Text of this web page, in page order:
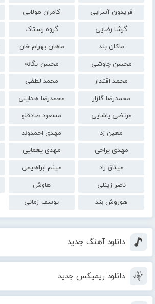
فریدون آسرایی
کامران مولایی
گرشا رضایی
گروه رستاک
ماکان بند
ماهان بهرام خان
محسن چاوشی
محسن یگانه
محمد اقتدار
محمد لطفی
محمدرضا گلزار
محمدرضا هدایتی
مرتضی پاشایی
مسعود صادقلو
معین زد
مهدی احمدوند
مهدی یراحی
مهدی یغمایی
میثاق راد
میثم ابراهیمی
ناصر زینلی
هاوش
هوروش بند
یوسف زمانی
دانلود آهنگ جدید
دانلود ریمیکس جدید